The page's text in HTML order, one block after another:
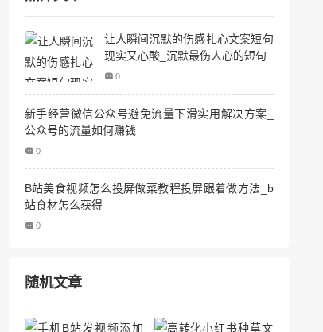
让人瞬间沉默的伤感扎心文案短句
现实又心酸_沉默最伤人心的短句
0
新手经营微信公众号避免流量下滑实用解决方案_
公众号的流量如何赚钱
0
B站美食视频怎么投屏做菜教程投屏跟着做方法_b
站食材怎么获得
0
随机文章